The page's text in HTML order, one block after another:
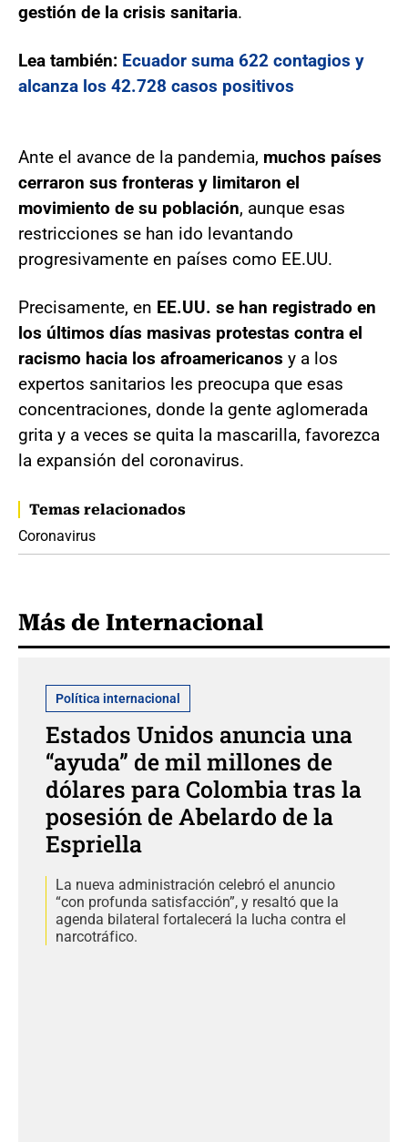
gestión de la crisis sanitaria.
Lea también: Ecuador suma 622 contagios y
alcanza los 42.728 casos positivos
Ante el avance de la pandemia, muchos países
cerraron sus fronteras y limitaron el
movimiento de su población, aunque esas
restricciones se han ido levantando
progresivamente en países como EE.UU.
Precisamente, en EE.UU. se han registrado en
los últimos días masivas protestas contra el
racismo hacia los afroamericanos y a los
expertos sanitarios les preocupa que esas
concentraciones, donde la gente aglomerada
grita y a veces se quita la mascarilla, favorezca
la expansión del coronavirus.
Temas relacionados
Coronavirus
Más de Internacional
Política internacional
Estados Unidos anuncia una
“ayuda” de mil millones de
dólares para Colombia tras la
posesión de Abelardo de la
Espriella
La nueva administración celebró el anuncio
“con profunda satisfacción”, y resaltó que la
agenda bilateral fortalecerá la lucha contra el
narcotráfico.